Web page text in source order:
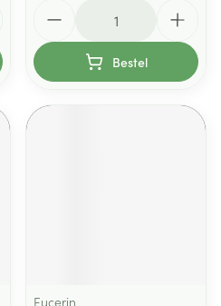
Bestel
Eucerin